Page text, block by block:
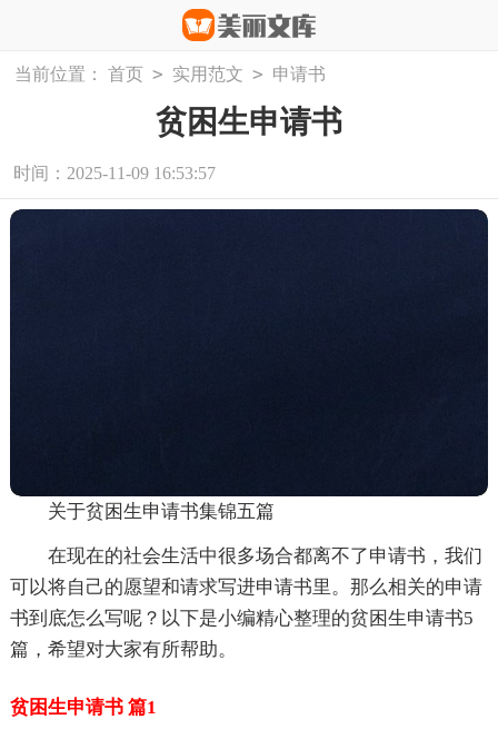
当前位置： 首页 > 实用范文 > 申请书
贫困生申请书
时间：2025-11-09 16:53:57
关于贫困生申请书集锦五篇
在现在的社会生活中很多场合都离不了申请书，我们
可以将自己的愿望和请求写进申请书里。那么相关的申请
书到底怎么写呢？以下是小编精心整理的贫困生申请书5
篇，希望对大家有所帮助。
贫困生申请书 篇1